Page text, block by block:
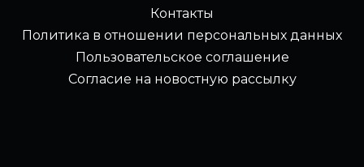
Контакты
Политика в отношении персональных данных
Пользовательское соглашение
Согласие на новостную рассылку